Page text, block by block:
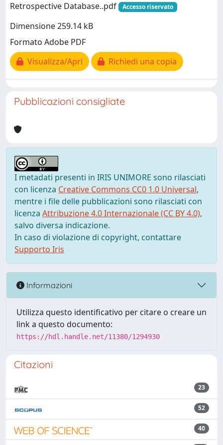
Retrospective Database..pdf
Accesso riservato
Dimensione 259.14 kB
Formato Adobe PDF
Visualizza/Apri
Richiedi una copia
Pubblicazioni consigliate
I metadati presenti in IRIS UNIMORE sono rilasciati
con licenza Creative Commons CC0 1.0 Universal,
mentre i file delle pubblicazioni sono rilasciati con
licenza Attribuzione 4.0 Internazionale (CC BY 4.0),
salvo diversa indicazione.
In caso di violazione di copyright, contattare
Supporto Iris
Informazioni
Utilizza questo identificativo per citare o creare un
link a questo documento:
https://hdl.handle.net/11380/1294930
Citazioni
23
52
40